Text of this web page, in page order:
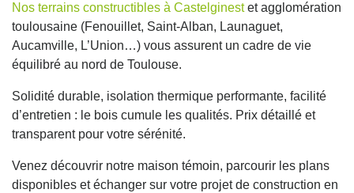
Nos terrains constructibles à Castelginestet agglomération
toulousaine (Fenouillet, Saint-Alban, Launaguet,
Aucamville, L’Union…) vous assurent un cadre de vie
équilibré au nord de Toulouse.
Solidité durable, isolation thermique performante, facilité
d’entretien : le bois cumule les qualités. Prix détaillé et
transparent pour votre sérénité.
Venez découvrir notre maison témoin, parcourir les plans
disponibles et échanger sur votre projet de construction en